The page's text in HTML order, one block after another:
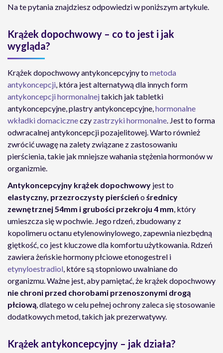
Na te pytania znajdziesz odpowiedzi w poniższym artykule.
Krążek dopochwowy – co to jest i jak
wygląda?
Krążek dopochwowy antykoncepcyjny tometoda
antykoncepcji, która jest alternatywą dla innych form
antykoncepcji hormonalnejtakich jak tabletki
antykoncepcyjne, plastry antykoncepcyjne,hormonalne
wkładki domaciczneczy zastrzyki hormonalne. Jest to forma
odwracalnej antykoncepcji pozajelitowej. Warto również
zwrócić uwagę na zalety związane z zastosowaniu
pierścienia, takie jak mniejsze wahania stężenia hormonów w
organizmie.
Antykoncepcyjny krążek dopochwowy jest to
elastyczny, przezroczysty pierścieńośrednicy
zewnętrznej 54mm i grubości przekroju 4 mm, który
umieszcza się w pochwie. Jego rdzeń, zbudowany z
kopolimeru octanu etylenowinylowego, zapewnia niezbędną
giętkość, co jest kluczowe dla komfortu użytkowania. Rdzeń
zawiera żeńskie hormony płciowe etonogestrel i
etynyloestradiol, które są stopniowo uwalniane do
organizmu. Ważne jest, aby pamiętać, że krążek dopochwowy
nie chroni przed chorobami przenoszonymi drogą
płciową, dlatego w celu pełnej ochrony zaleca się stosowanie
dodatkowych metod, takich jak prezerwatywy.
Krążek antykoncepcyjny – jak działa?